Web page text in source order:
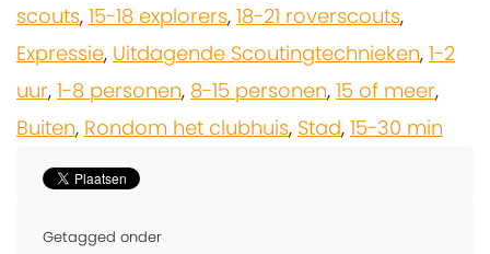
scouts, 15-18 explorers, 18-21 roverscouts,
Expressie, Uitdagende Scoutingtechnieken, 1-2
uur, 1-8 personen, 8-15 personen, 15 of meer,
Buiten, Rondom het clubhuis, Stad, 15-30 min
Getagged onder